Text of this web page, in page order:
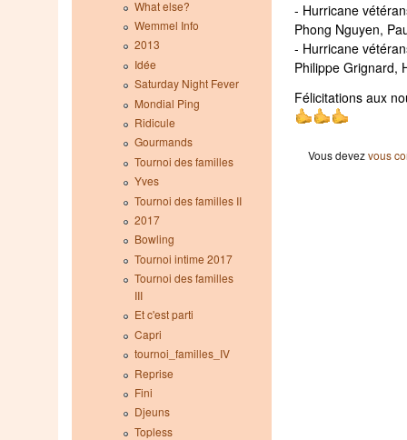
- Hurricane
Phong Nguyen,
- Hurricane
Philippe Grignard,
Félicitations aux
Vous devezvous
What else?
Wemmel Info
2013
Idée
Saturday Night Fever
Mondial Ping
Ridicule
Gourmands
Tournoi des familles
Yves
Tournoi des familles II
2017
Bowling
Tournoi intime 2017
Tournoi des familles
III
Et c'est parti
Capri
tournoi_familles_IV
Reprise
Fini
Djeuns
Topless